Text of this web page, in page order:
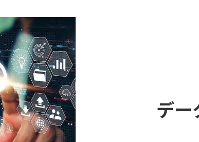
デー